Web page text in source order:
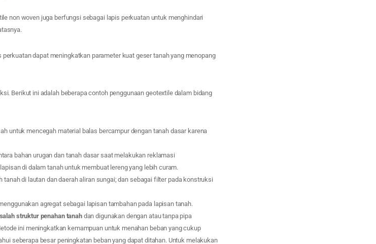
non woven juga berfungsi sebagai lapis perkuatan untuk menghindari
dapat meningkatkan parameter kuat geser tanah yang menopang
Berikut ini adalah beberapa contoh penggunaan geotextile dalam bidang
untuk mencegah material balas bercampur dengan tanah dasar karena
bahan urugan dan tanah dasar saat melakukan reklamasi
di dalam tanah untuk membuat lereng yang lebih curam.
tanah di lautan dan daerah aliran sungai; dan sebagai filter pada konstruksi
agregat sebagai lapisan tambahan pada lapisan tanah.
struktur penahan tanahdan digunakan dengan atau tanpa pipa
ini meningkatkan kemampuan untuk menahan beban yang cukup
seberapa besar peningkatan beban yang dapat ditahan. Untuk melakukan